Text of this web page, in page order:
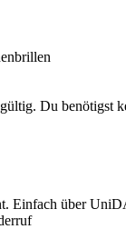
Du benötigst
Einfach über